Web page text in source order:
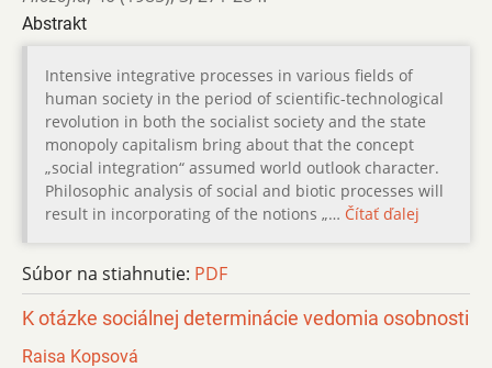
Abstrakt
Intensive integrative processes in various fields of
human society in the period of scientific-technological
revolution in both the socialist society and the state
monopoly capitalism bring about that the concept
„social integration“ assumed world outlook character.
Philosophic analysis of social and biotic processes will
result in incorporating of the notions „… Čítať ďalej
Súbor na stiahnutie: PDF
K otázke sociálnej determinácie vedomia osobnosti
Raisa Kopsová